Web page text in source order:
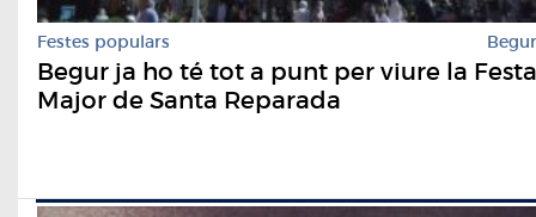
Festes populars Begur
Begur ja ho té tot a punt per viure la Festa
Major de Santa Reparada